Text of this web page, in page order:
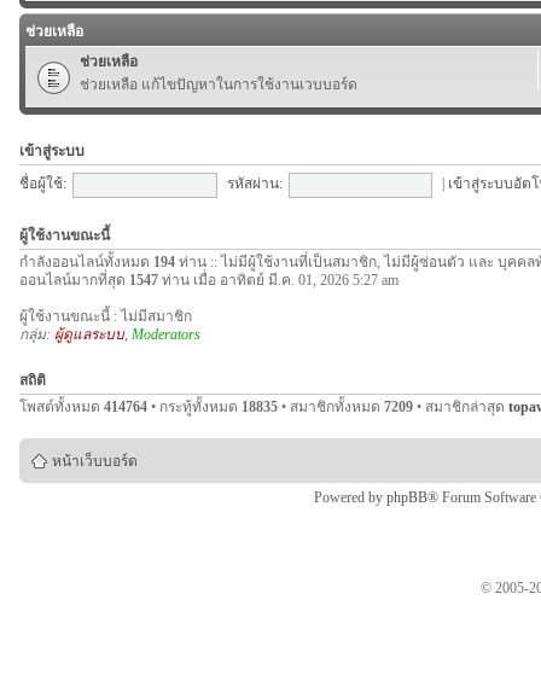
ช่วยเหลือ
ช่วยเหลือ
ช่วยเหลือ แก้ไขปัญหาในการใช้งานเวบบอร์ด
เข้าสู่ระบบ
ชื่อผู้ใช้:
รหัสผ่าน: เข้าสู่ระบบอัต
ผู้ใช้งานขณะนี้
กำลังออนไลน์ทั้งหมด 194 ท่าน :: ไม่มีผู้ใช้งานที่เป็นสมาชิก, ไม่มีผู้ซ่อนตัว และ บุคคล
ออนไลน์มากที่สุด 1547 ท่าน เมื่อ อาทิตย์ มี.ค. 01, 2026 5:27 am
ผู้ใช้งานขณะนี้ : ไม่มีสมาชิก
กลุ่ม: ผู้ดูแลระบบ, Moderators
สถิติ
โพสต์ทั้งหมด 414764 • กระทู้ทั้งหมด 18835 • สมาชิกทั้งหมด 7209 • สมาชิกล่าสุด
หน้าเว็บบอร์ด
Powered by phpBB® Forum
© 2005-